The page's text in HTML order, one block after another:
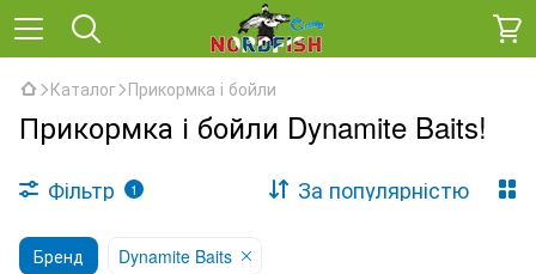
Каталог Прикормка і бойли
Прикормка і бойли Dynamite Baits!
Фільтр 1 За популярністю
Бренд Dynamite Baits